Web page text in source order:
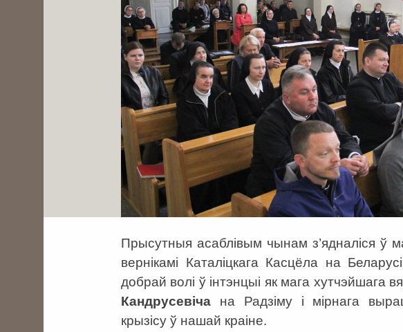
Прысутныя асаблівым чынам з’ядналіся ў
вернікамі Каталіцкага Касцёла на
добрай волі ў інтэнцыі як мага хутчэйшага
Кандрусевіча на Радзіму і мірнага
крызісу ў нашай краіне.